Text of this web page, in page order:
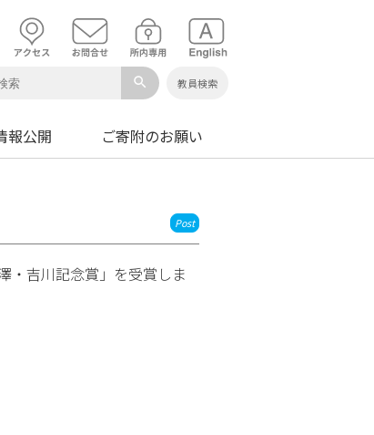
search 教員検索
報公開 ご寄附のお願い
Post
・吉川記念賞」を受賞しま